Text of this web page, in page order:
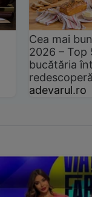
Cea mai
2026 –
bucătăria
adevarul.ro